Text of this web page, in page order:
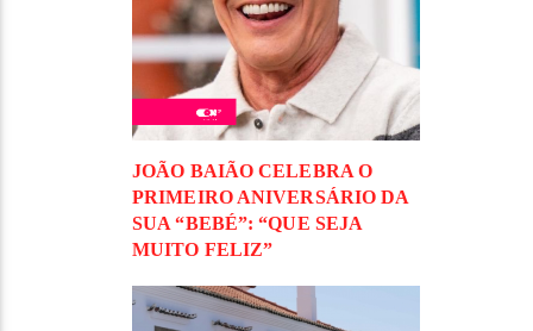
JOÃO BAIÃO CELEBRA O
PRIMEIRO ANIVERSÁRIO DA
SUA “BEBÉ”: “QUE SEJA
MUITO FELIZ”